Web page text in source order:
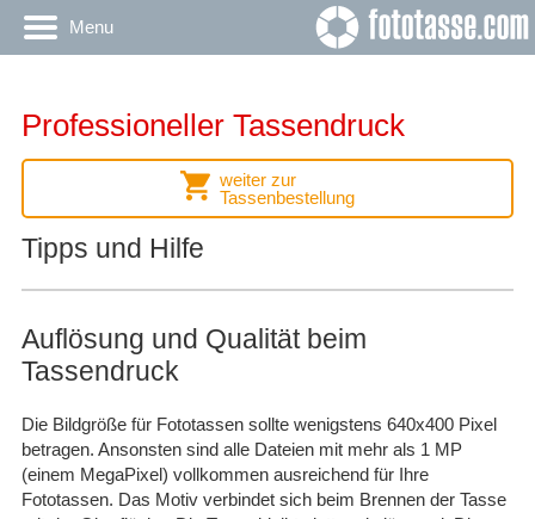
Menu
Professioneller Tassendruck
weiter zur
Tassenbestellung
Tipps und Hilfe
Auflösung und Qualität beim
Tassendruck
Die Bildgröße für Fototassen sollte wenigstens 640x400 Pixel
betragen. Ansonsten sind alle Dateien mit mehr als 1 MP
(einem MegaPixel) vollkommen ausreichend für Ihre
Fototassen. Das Motiv verbindet sich beim Brennen der Tasse